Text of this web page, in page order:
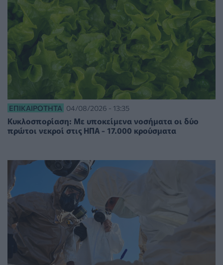
ΕΠΙΚΑΙΡΌΤΗΤΑ 04/08/2026 - 13:35
Κυκλοσπορίαση: Με υποκείμενα νοσήματα οι δύο
πρώτοι νεκροί στις ΗΠΑ - 17.000 κρούσματα